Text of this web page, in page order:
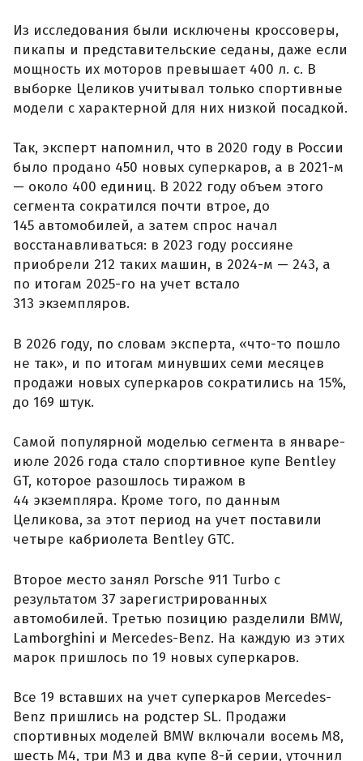
Из исследования были исключены кроссоверы,
пикапы и представительские седаны, даже если
мощность их моторов превышает 400 л. с. В
выборке Целиков учитывал только спортивные
модели с характерной для них низкой посадкой.
Так, эксперт напомнил, что в 2020 году в России
было продано 450 новых суперкаров, а в 2021-м
— около 400 единиц. В 2022 году объем этого
сегмента сократился почти втрое, до
145 автомобилей, а затем спрос начал
восстанавливаться: в 2023 году россияне
приобрели 212 таких машин, в 2024-м — 243, а
по итогам 2025-го на учет встало
313 экземпляров.
В 2026 году, по словам эксперта, «что-то пошло
не так», и по итогам минувших семи месяцев
продажи новых суперкаров сократились на 15%,
до 169 штук.
Самой популярной моделью сегмента в январе-
июле 2026 года стало спортивное купе Bentley
GT, которое разошлось тиражом в
44 экземпляра. Кроме того, по данным
Целикова, за этот период на учет поставили
четыре кабриолета Bentley GTC.
Второе место занял Porsche 911 Turbo с
результатом 37 зарегистрированных
автомобилей. Третью позицию разделили BMW,
Lamborghini и Mercedes-Benz. На каждую из этих
марок пришлось по 19 новых суперкаров.
Все 19 вставших на учет суперкаров Mercedes-
Benz пришлись на родстер SL. Продажи
спортивных моделей BMW включали восемь M8,
шесть M4, три M3 и два купе 8-й серии, уточнил